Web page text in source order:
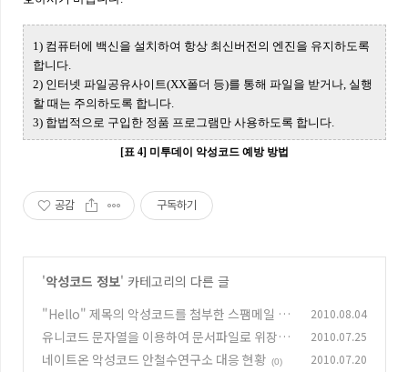
1) 컴퓨터에 백신을 설치하여 항상 최신버전의 엔진을 유지하도록
합니다.
2) 인터넷 파일공유사이트(XX폴더 등)를 통해 파일을 받거나, 실행
할 때는 주의하도록 합니다.
3) 합법적으로 구입한 정품 프로그램만 사용하도록 합니다.
[표 4] 미투데이 악성코드 예방 방법
공감 구독하기
'악성코드 정보' 카테고리의 다른 글
"Hello" 제목의 악성코드를 첨부한 스팸메일 주
의!
(0)
2010.08.04
유니코드 문자열을 이용하여 문서파일로 위장한
악성코드
(0)
2010.07.25
네이트온 악성코드 안철수연구소 대응 현황 (0) 2010.07.20